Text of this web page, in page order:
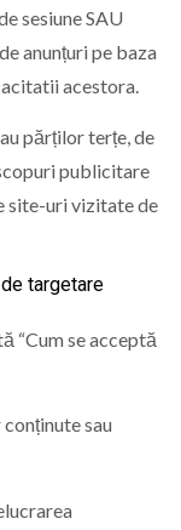
sesiune SAU
anunțuri pe baza
acestora.
părților terțe, de
publicitare
site-uri vizitate de
targetare
“Cum se acceptă
sau